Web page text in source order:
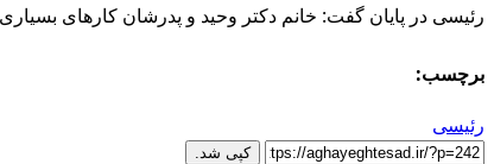
رئیسی در پایان گفت: خانم دکتر وحید و پدرشان کارهای
برچسب:
رئیسی
کپی شد.